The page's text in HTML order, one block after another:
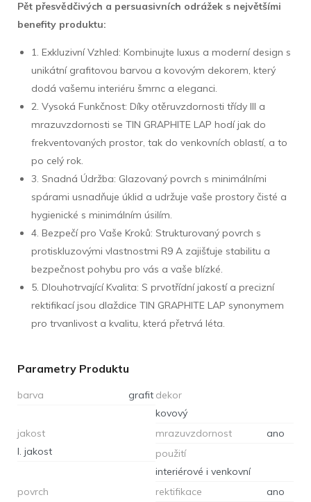
Pět přesvědčivých a persuasivních odrážek s největšími
benefity produktu:
1. Exkluzivní Vzhled: Kombinujte luxus a moderní design s
unikátní grafitovou barvou a kovovým dekorem, který
dodá vašemu interiéru šmrnc a eleganci.
2. Vysoká Funkčnost: Díky otěruvzdornosti třídy III a
mrazuvzdornosti se TIN GRAPHITE LAP hodí jak do
frekventovaných prostor, tak do venkovních oblastí, a to
po celý rok.
3. Snadná Údržba: Glazovaný povrch s minimálními
spárami usnadňuje úklid a udržuje vaše prostory čisté a
hygienické s minimálním úsilím.
4. Bezpečí pro Vaše Kroků: Strukturovaný povrch s
protiskluzovými vlastnostmi R9 A zajišťuje stabilitu a
bezpečnost pohybu pro vás a vaše blízké.
5. Dlouhotrvající Kvalita: S prvotřídní jakostí a precizní
rektifikací jsou dlaždice TIN GRAPHITE LAP synonymem
pro trvanlivost a kvalitu, která přetrvá léta.
Parametry Produktu
barva grafit dekor
kovový
jakost
I. jakost
mrazuvzdornost
ano
použití
interiérové i venkovní
povrch
rektifikace
ano